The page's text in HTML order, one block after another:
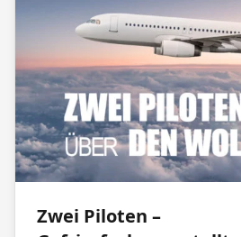
Zwei Piloten –